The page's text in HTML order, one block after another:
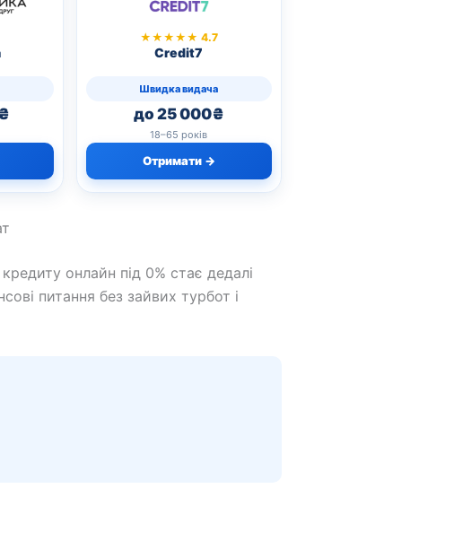
★★★★★ 4.7
Credit7
Швидка видача
до 25 000₴
18–65 років
Отримати →
онлайн під 0% стає дедалі
питання без зайвих турбот і